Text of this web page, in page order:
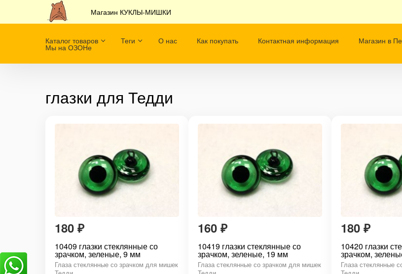
Магазин КУКЛЫ-МИШКИ
Каталог товаров Теги О нас Как покупать Контактная информация Магазин в
Мы на ОЗОНе
глазки для Тедди
180 ₽
10409 глазки стеклянные со
зрачком, зеленые, 9 мм
Глаза стеклянные со зрачком для мишек
160 ₽
10419 глазки стеклянные со
зрачком, зеленые, 19 мм
Глаза стеклянные со зрачком для мишек
180 ₽
10420 глазки
зрачком,
Глаза стеклянные